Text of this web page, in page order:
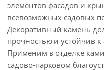
элементов фасадов и
всевозможных садовых
Декоративный камень
прочностью и устойчив
Применим в отделке
садово-парковом